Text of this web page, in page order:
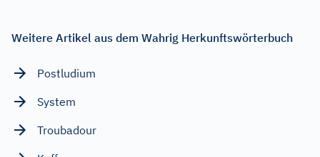
Weitere Artikel aus dem Wahrig Herkunftswörterbuch
Postludium
System
Troubadour